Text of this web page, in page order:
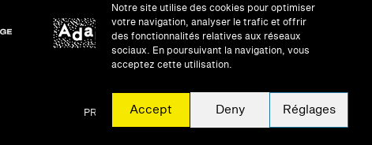
Notre site utilise des cookies pour optimiser
votre navigation, analyser le trafic et offrir
des fonctionnalités relatives aux réseaux
sociaux. En poursuivant la navigation, vous
acceptez cette utilisation.
Accept Deny Réglages
UNE QUESTION ?
PRIVATISATION MENTIONS LÉGALES